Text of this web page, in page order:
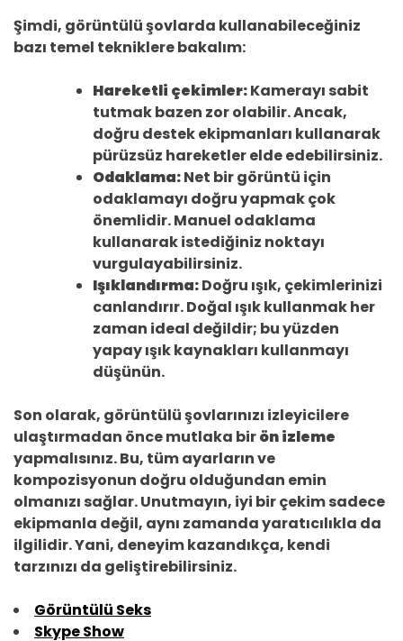
Şimdi, görüntülü şovlarda kullanabileceğiniz
bazı temel tekniklere bakalım:
Hareketli çekimler:Kamerayı sabit
tutmak bazen zor olabilir. Ancak,
doğru destek ekipmanları kullanarak
pürüzsüz hareketler elde edebilirsiniz.
Odaklama:Net bir görüntü için
odaklamayı doğru yapmak çok
önemlidir. Manuel odaklama
kullanarak istediğiniz noktayı
vurgulayabilirsiniz.
Işıklandırma:Doğru ışık, çekimlerinizi
canlandırır. Doğal ışık kullanmak her
zaman ideal değildir; bu yüzden
yapay ışık kaynakları kullanmayı
düşünün.
Son olarak, görüntülü şovlarınızı izleyicilere
ulaştırmadan önce mutlaka birön izleme
yapmalısınız. Bu, tüm ayarların ve
kompozisyonun doğru olduğundan emin
olmanızı sağlar. Unutmayın, iyi bir çekim sadece
ekipmanla değil, aynı zamanda yaratıcılıkla da
ilgilidir. Yani, deneyim kazandıkça, kendi
tarzınızı da geliştirebilirsiniz.
Görüntülü Seks
Skype Show